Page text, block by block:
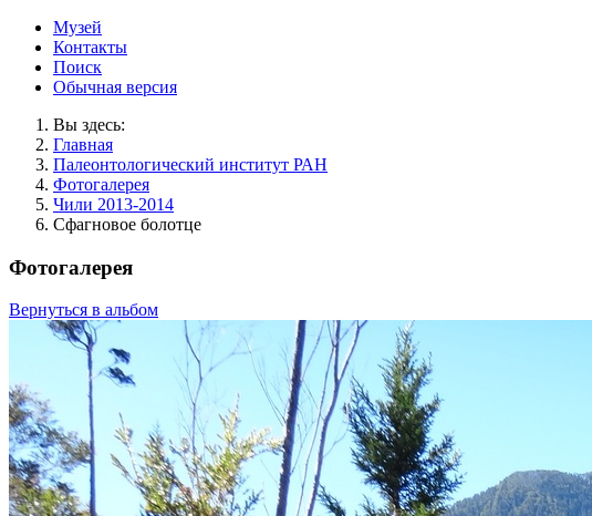
Музей
Контакты
Поиск
Обычная версия
Вы здесь:
Главная
Палеонтологический институт РАН
Фотогалерея
Чили 2013-2014
Сфагновое болотце
Фотогалерея
Вернуться в альбом